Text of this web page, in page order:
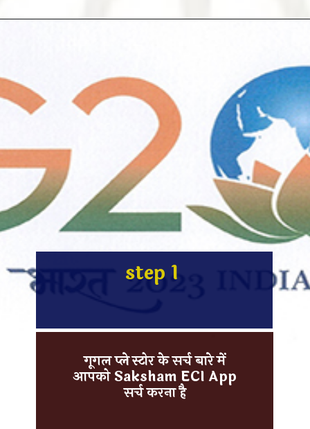
step 1
गूगल प्ले स्टोर के सर्च बारे में
आपकोSaksham ECI App
सर्च करना है